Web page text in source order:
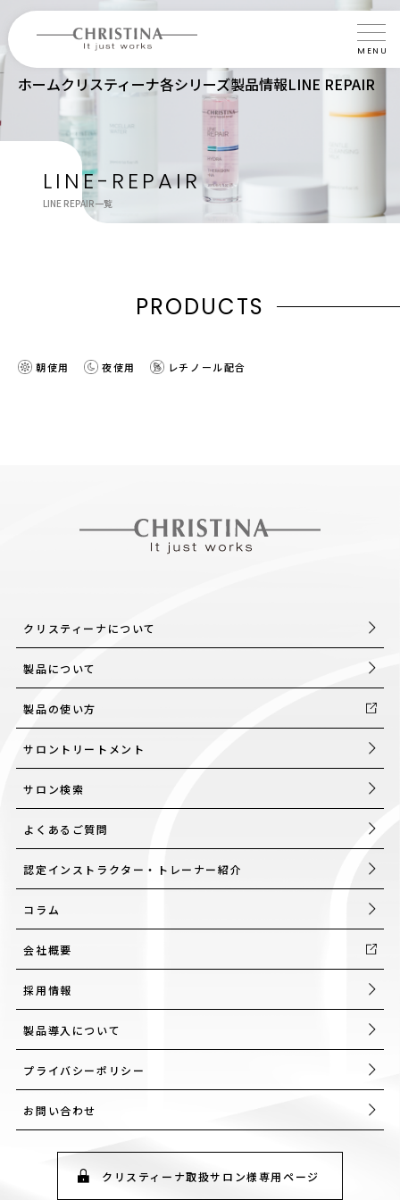
LINE-REPAIR
LINE REPAIR一覧
MENU
クリスティーナについて
製品について
製品の使い方
サロントリートメント
会社概要
プライバシーポリシー
ホームクリスティーナ各シリーズ製品情報LINE REPAIR
PRODUCTS
朝使用 夜使用 レチノール配合
クリスティーナについて
製品について
製品の使い方
サロントリートメント
サロン検索
よくあるご質問
認定インストラクター・トレーナー紹介
コラム
会社概要
採用情報
製品導入について
プライバシーポリシー
お問い合わせ
クリスティーナ取扱サロン様専用ページ